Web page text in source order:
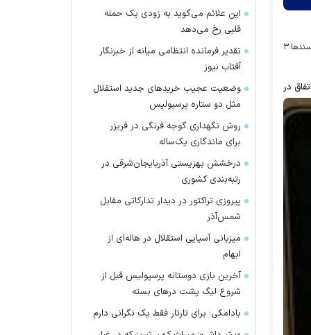
۳
در
این علائم می‌گوید به زودی یک حمله
قلبی رخ می‌دهد
تقدیر فرمانده انتظامی میانه از خبرنگار
آفتاب نیوز
وضعیت عجیب خرید‌های جدید استقلال
مثل دو ستاره پرسپولیس
روش نگهداری گوجه فرنگی در فریزر
برای ماندگاری یک‌ساله
درخشش بهزیستی آذربایجان‌شرقی در
رتبه‌بندی کشوری
پیروزی تراکتور در دیدار تدارکاتی مقابل
شمس‌آذر
میزبانی آسیایی استقلال در هاله‌ای از
ابهام
آخرین بازی دوستانه پرسپولیس قبل از
شروع لیگ پشت در‌های بسته
بادامکی: برای تارتار فقط یک نگرانی دارم